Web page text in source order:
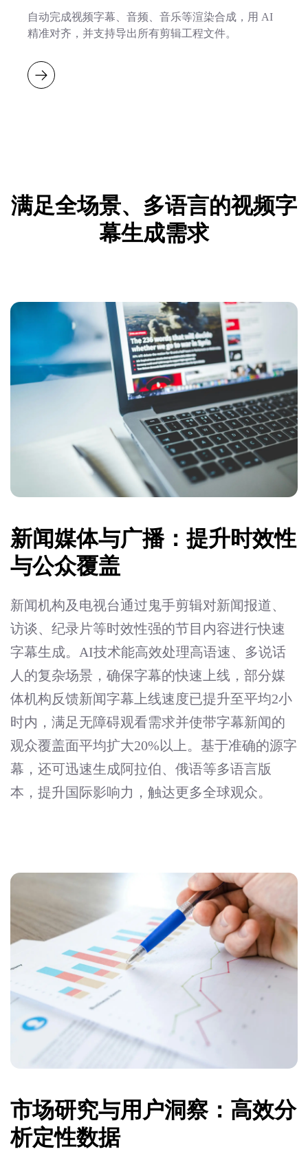
自动完成视频字幕、音频、音乐等渲染合成，用 AI
精准对齐，并支持导出所有剪辑工程文件。
满足全场景、多语言的视频字
幕生成需求
新闻媒体与广播：提升时效性
与公众覆盖
新闻机构及电视台通过鬼手剪辑对新闻报道、
访谈、纪录片等时效性强的节目内容进行快速
字幕生成。AI技术能高效处理高语速、多说话
人的复杂场景，确保字幕的快速上线，部分媒
体机构反馈新闻字幕上线速度已提升至平均2小
时内，满足无障碍观看需求并使带字幕新闻的
观众覆盖面平均扩大20%以上。基于准确的源字
幕，还可迅速生成阿拉伯、俄语等多语言版
本，提升国际影响力，触达更多全球观众。
市场研究与用户洞察：高效分
析定性数据